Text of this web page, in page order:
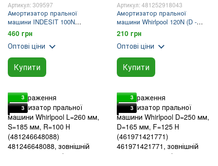
Артикул: 309597
Амортизатор пральної
машини INDESIT 100N
(C00309597) D=260-165 мм,
100N (C00140744,
482000029517)
460 грн
Оптові ціни
Купити
Артикул: 481252918043
Амортизатор пральної
машини Whirlpool 120N (D -
відстань між осями кріплення,
розтягнута 260 мм, D -
відстань між осями кріплення,
складена 1
210 грн
Оптові ціни
Купити
3
3
3
3